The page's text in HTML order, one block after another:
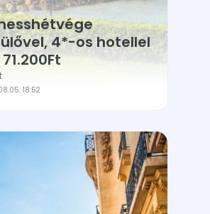
4*-os hotellel
18:52